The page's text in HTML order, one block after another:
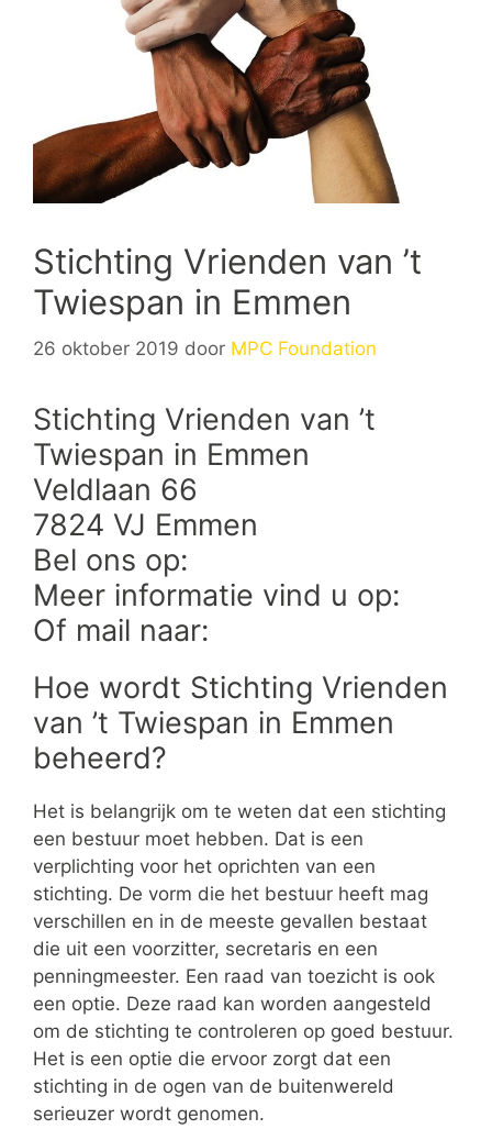
Stichting Vrienden van ’t
Twiespan in Emmen
26 oktober 2019 door MPC Foundation
Stichting Vrienden van ’t
Twiespan in Emmen
Veldlaan 66
7824 VJ Emmen
Bel ons op:
Meer informatie vind u op:
Of mail naar:
Hoe wordt Stichting Vrienden
van ’t Twiespan in Emmen
beheerd?
Het is belangrijk om te weten dat een stichting
een bestuur moet hebben. Dat is een
verplichting voor het oprichten van een
stichting. De vorm die het bestuur heeft mag
verschillen en in de meeste gevallen bestaat
die uit een voorzitter, secretaris en een
penningmeester. Een raad van toezicht is ook
een optie. Deze raad kan worden aangesteld
om de stichting te controleren op goed bestuur.
Het is een optie die ervoor zorgt dat een
stichting in de ogen van de buitenwereld
serieuzer wordt genomen.